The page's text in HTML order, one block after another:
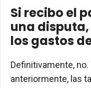
Si recibo el
una
los gastos
Definitivamente,
anteriormente, las